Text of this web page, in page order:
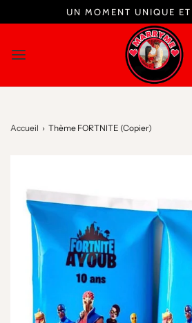
UN MOMENT UNIQUE
Accueil › Thème FORTNITE (Copier)